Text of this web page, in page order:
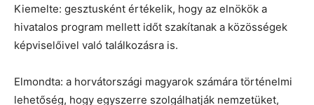
Kiemelte: gesztusként értékelik, hogy az elnökök a
hivatalos program mellett időt szakítanak a közösségek
képviselőivel való találkozásra is.
Elmondta: a horvátországi magyarok számára történelmi
lehetőség, hogy egyszerre szolgálhatják nemzetüket,